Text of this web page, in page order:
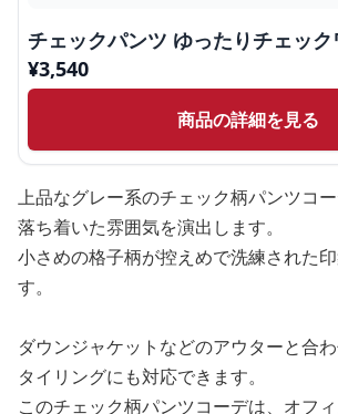
チェックパンツ ゆったりチェッ
¥3,540
商品の詳細を見る
上品なグレー系のチェック柄パンツコ
落ち着いた雰囲気を演出します。
小さめの格子柄が控えめで洗練された
す。
ダウンジャケットなどのアウターと合
タイリングにも対応できます。
このチェック柄パンツコーデは、オフ